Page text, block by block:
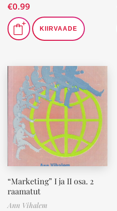
€0.99
KIIRVAADE
“Marketing” I ja II osa. 2
raamatut
Ann Vihalem